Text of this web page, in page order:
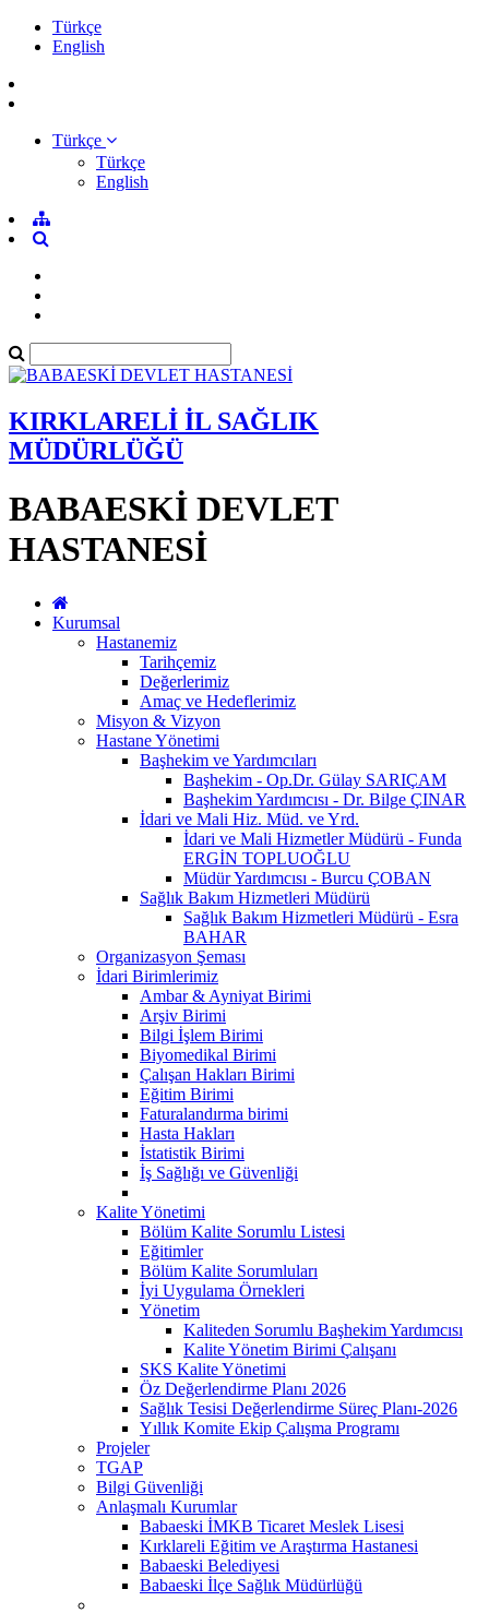
Türkçe
English
Türkçe
Türkçe
English
KIRKLARELİ İL SAĞLIK
MÜDÜRLÜĞÜ
BABAESKİ DEVLET
HASTANESİ
Kurumsal
Hastanemiz
Tarihçemiz
Değerlerimiz
Amaç ve Hedeflerimiz
Misyon & Vizyon
Hastane Yönetimi
Başhekim ve Yardımcıları
Başhekim - Op.Dr. Gülay SARIÇAM
Başhekim Yardımcısı - Dr. Bilge ÇINAR
İdari ve Mali Hiz. Müd. ve Yrd.
İdari ve Mali Hizmetler Müdürü - Funda
ERGİN TOPLUOĞLU
Müdür Yardımcısı - Burcu ÇOBAN
Sağlık Bakım Hizmetleri Müdürü
Sağlık Bakım Hizmetleri Müdürü - Esra
BAHAR
Organizasyon Şeması
İdari Birimlerimiz
Ambar & Ayniyat Birimi
Arşiv Birimi
Bilgi İşlem Birimi
Biyomedikal Birimi
Çalışan Hakları Birimi
Eğitim Birimi
Faturalandırma birimi
Hasta Hakları
İstatistik Birimi
İş Sağlığı ve Güvenliği
Kalite Yönetimi
Bölüm Kalite Sorumlu Listesi
Eğitimler
Bölüm Kalite Sorumluları
İyi Uygulama Örnekleri
Yönetim
Kaliteden Sorumlu Başhekim Yardımcısı
Kalite Yönetim Birimi Çalışanı
SKS Kalite Yönetimi
Öz Değerlendirme Planı 2026
Sağlık Tesisi Değerlendirme Süreç Planı-2026
Yıllık Komite Ekip Çalışma Programı
Projeler
TGAP
Bilgi Güvenliği
Anlaşmalı Kurumlar
Babaeski İMKB Ticaret Meslek Lisesi
Kırklareli Eğitim ve Araştırma Hastanesi
Babaeski Belediyesi
Babaeski İlçe Sağlık Müdürlüğü